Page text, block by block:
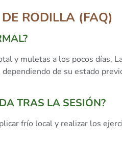
RODILLA (FAQ)
y muletas a los pocos días.
de su estado
TRAS LA SESIÓN?
frío local y realizar los